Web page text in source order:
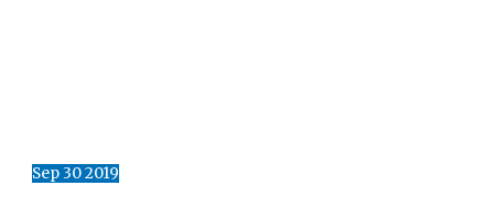
Sep302019